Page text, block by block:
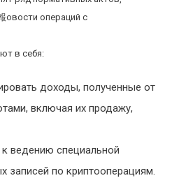
овости операций с
в себя:
доходы, полученные от
включая их продажу,
ведению специальной
записей по криптооперациям.